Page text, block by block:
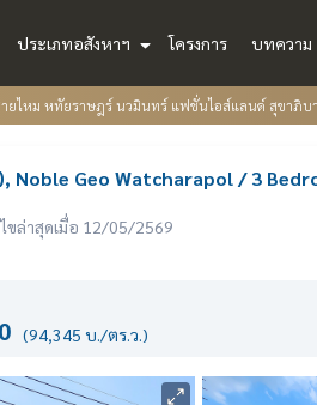
ประเภทอสังหาฯ โครงการ บทความ
ยไหม หทัยราษฎร์ นวมินทร์ แฟชั่นไอส์แลนด์ สุขาภิบ
Geo Watcharapol / 3
ขล่าสุดเมื่อ 12/05/2569
(94,345 บ./ตร.ว.)